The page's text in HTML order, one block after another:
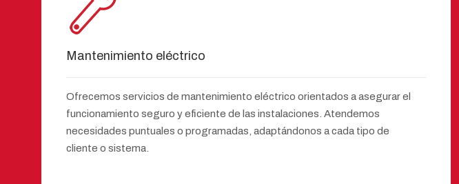
Mantenimiento eléctrico
Ofrecemos servicios de mantenimiento eléctrico orientados a asegurar el
funcionamiento seguro y eficiente de las instalaciones. Atendemos
necesidades puntuales o programadas, adaptándonos a cada tipo de
cliente o sistema.